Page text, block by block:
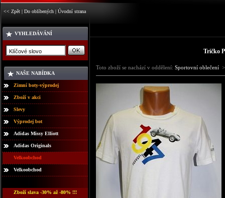
<< Zpět | Do oblíbených | Úvodní strana
VYHLEDÁVÁNÍ
NAŠE NABÍDKA
Zimní boty-výprodej
Zboží v akci
Slevy
Výprodej bot
Adidas Missy Elliott
Adidas Originals
Velkoobchod
Velkoobchod
Zboží slava -30% až -80% !!!
Tričko
Toto zboží se nachází v oddělení: Sportovní oblečení